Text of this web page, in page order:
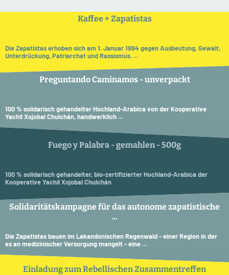
Kaffee + Zapatistas
Die Zapatistas erhoben sich am 1. Januar 1994 gegen Ausbeutung, Gewalt,
Unterdrückung, Patriarchat und Rassismus. ...
Preguntando Caminamos - unverpackt
100 % solidarisch gehandelter Hochland-Arabica von der Kooperative
Yachil Xojobal Chulchán, handwerklich ...
Fuego y Palabra - gemahlen - 500g
100 % solidarisch gehandelter, bio-zertifizierter Hochland-Arabica der
Kooperative Yachil Xojobal Chulchán
Solidaritätskampagne für das autonome zapatistische
...
Die Zapatistas bauen im Lakandonischen Regenwald - einer Region in der
es an medizinischer Versorgung mangelt - eine ...
Einladung zum Rebellischen Zusammentreffen